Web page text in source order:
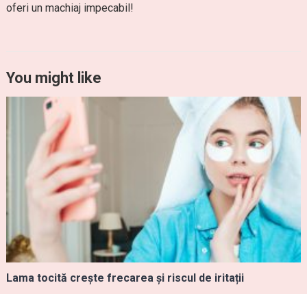
oferi un machiaj impecabil!
You might like
Lama tocită crește frecarea și riscul de iritații